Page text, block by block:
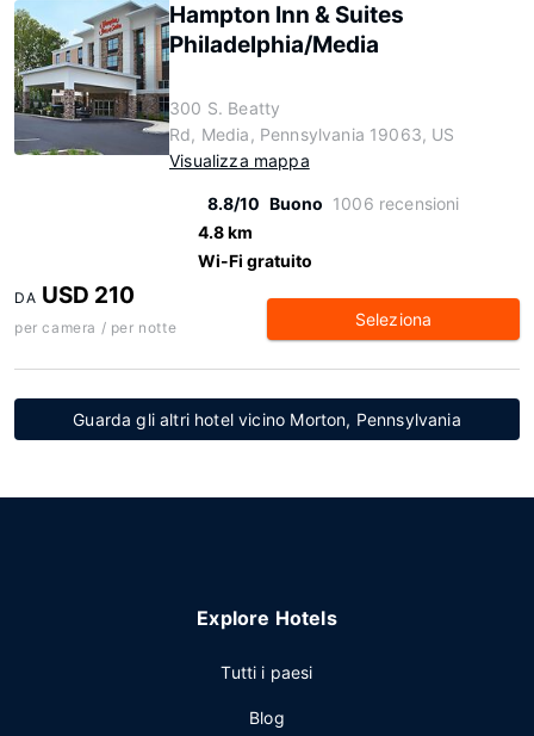
Hampton Inn & Suites
Philadelphia/Media
300 S. Beatty
Rd, Media, Pennsylvania 19063, US
Visualizza mappa
8.8/10 Buono 1006 recensioni
4.8 km
Wi-Fi gratuito
DA USD 210
per camera / per notte Seleziona
Guarda gli altri hotel vicino Morton, Pennsylvania
Explore Hotels
Tutti i paesi
Blog